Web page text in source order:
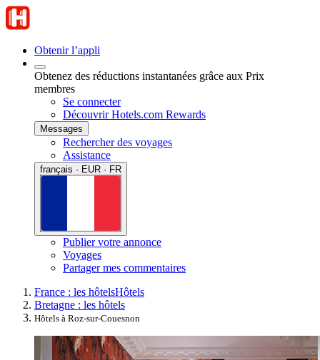
Obtenir l’appli
Obtenez des réductions instantanées grâce aux Prix
membres
Se connecter
Découvrir Hotels.com Rewards
Messages
Rechercher des voyages
Assistance
français · EUR · FR
Publier votre annonce
Voyages
Partager mes commentaires
France : les hôtelsHôtels
Bretagne : les hôtels
Hôtels à Roz-sur-Couesnon